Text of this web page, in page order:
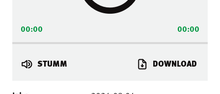
00:00 00:00
STUMM DOWNLOAD